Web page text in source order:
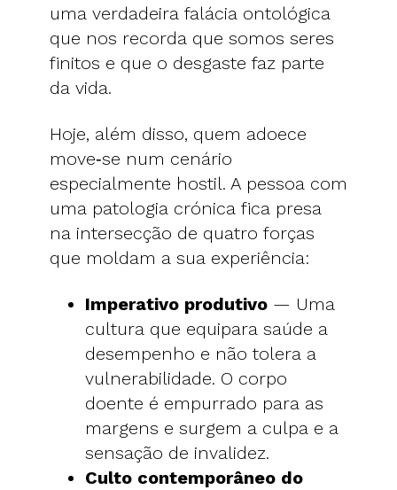
uma verdadeira falácia ontológica
que nos recorda que somos seres
finitos e que o desgaste faz parte
da vida.
Hoje, além disso, quem adoece
move‑se num cenário
especialmente hostil. A pessoa com
uma patologia crónica fica presa
na intersecção de quatro forças
que moldam a sua experiência:
Imperativo produtivo — Uma
cultura que equipara saúde a
desempenho e não tolera a
vulnerabilidade. O corpo
doente é empurrado para as
margens e surgem a culpa e a
sensação de invalidez.
Culto contemporâneo do